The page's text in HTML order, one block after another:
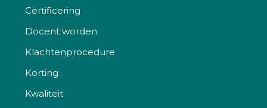
Certificering
Docent worden
Klachtenprocedure
Korting
Kwaliteit